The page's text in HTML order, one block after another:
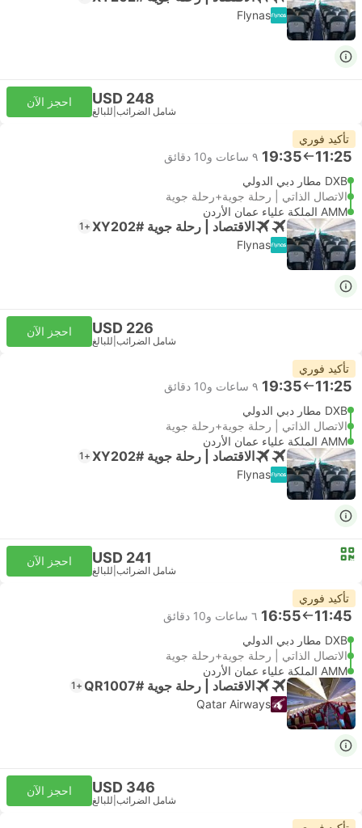
Flynas
USD 248
شامل الضرائب للبالغ
احجز الآن
تأكيد فوري
11:25
19:35 ٩ ساعات و‫10 دقائق
DXB مطار دبي الدولي
الاتصال الذاتي | رحلة جوية+رحلة جوية
AMM الملكة علياء عمان الأردن
الاقتصاد | رحلة جوية #XY202 +1
Flynas
USD 226
شامل الضرائب للبالغ
احجز الآن
تأكيد فوري
11:25
19:35 ٩ ساعات و‫10 دقائق
DXB مطار دبي الدولي
الاتصال الذاتي | رحلة جوية+رحلة جوية
AMM الملكة علياء عمان الأردن
الاقتصاد | رحلة جوية #XY202 +1
Flynas
USD 241
شامل الضرائب للبالغ
احجز الآن
تأكيد فوري
11:45
16:55 ٦ ساعات و‫10 دقائق
DXB مطار دبي الدولي
الاتصال الذاتي | رحلة جوية+رحلة جوية
AMM الملكة علياء عمان الأردن
الاقتصاد | رحلة جوية #QR1007 +1
Qatar Airways
USD 346
شامل الضرائب للبالغ
احجز الآن